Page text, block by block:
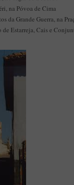
na Póvoa de Cima
da Grande Guerra, na
de Estarreja, Cais e